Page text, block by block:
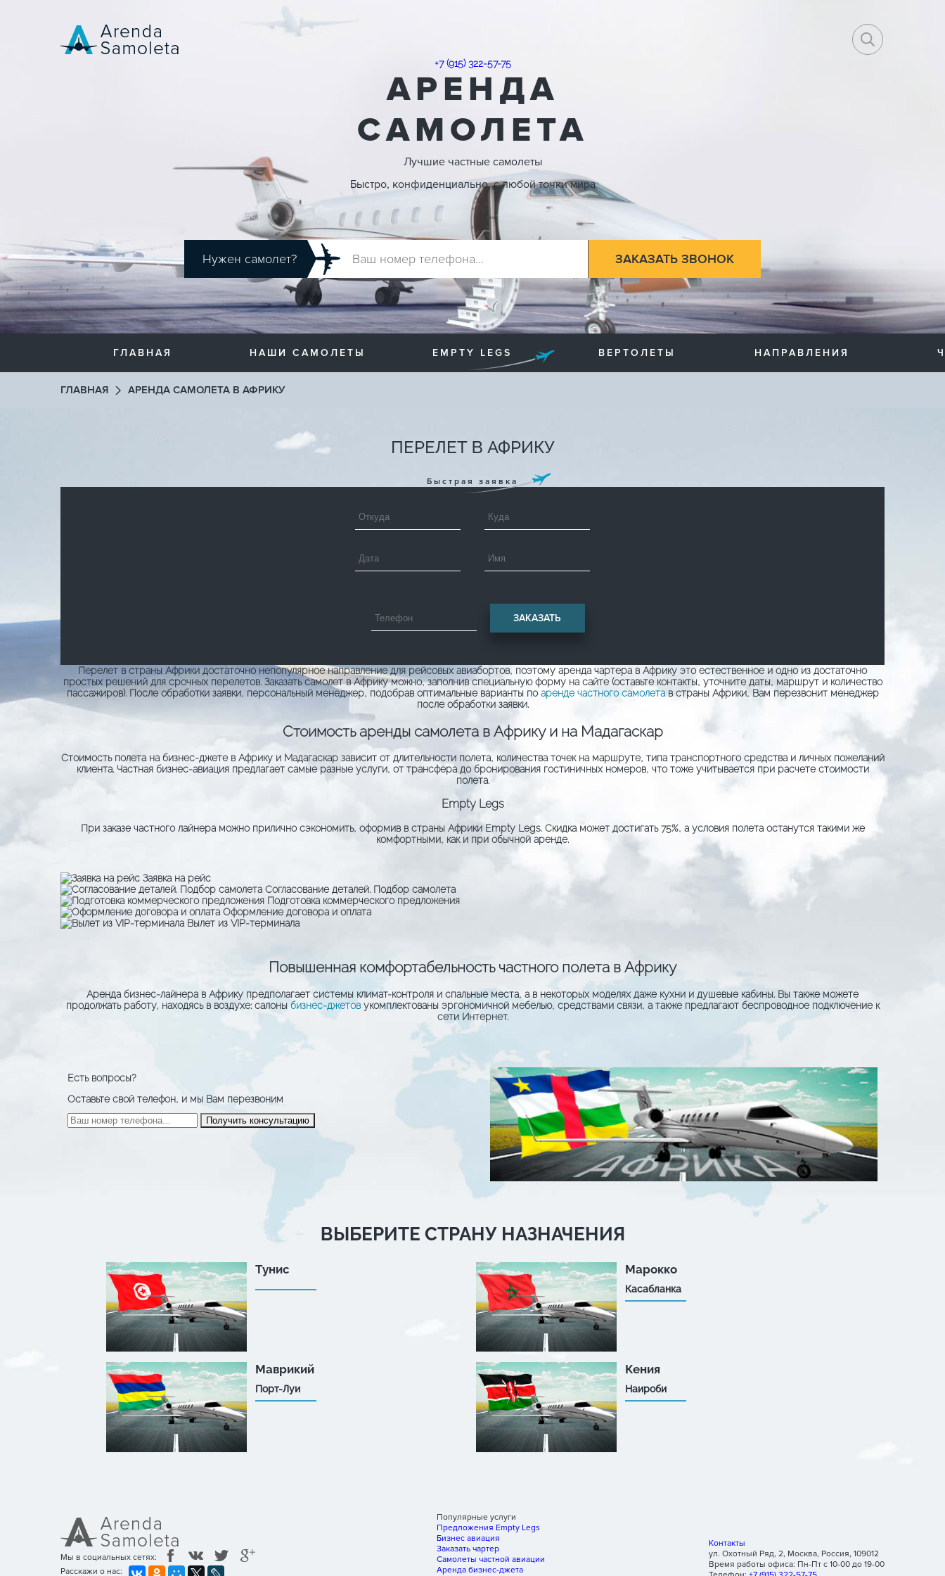
+7 (915) 322-57-75
АРЕНДА
САМОЛЕТА
Лучшие частные самолеты
Быстро, конфиденциально, с любой точки мира
Нужен самолет?
ГЛАВНАЯ НАШИ САМОЛЕТЫ EMPTY LEGS ВЕРТОЛЕТЫ НАПРАВЛЕНИЯ
ГЛАВНАЯ АРЕНДА САМОЛЕТА В АФРИКУ
ПЕРЕЛЕТ В АФРИКУ
Быстрая заявка
Перелет в страны Африки достаточно непопулярное направление для рейсовых авиабортов, поэтому аренда чартера в Африку это естественное и одно из достаточно
простых решений для срочных перелетов. Заказать самолет в Африку можно, заполнив специальную форму на сайте (оставьте контакты, уточните даты, маршрут и количество
пассажиров). После обработки заявки, персональный менеджер, подобрав оптимальные варианты поаренде частного самолетав страны Африки, Вам перезвонит менеджер
после обработки заявки.
Стоимость аренды самолета в Африку и на Мадагаскар
Стоимость полета на бизнес-джете в Африку и Мадагаскар зависит от длительности полета, количества точек на маршруте, типа транспортного средства и личных пожеланий
клиента. Частная бизнес-авиация предлагает самые разные услуги, от трансфера до бронирования гостиничных номеров, что тоже учитывается при расчете стоимости
полета.
Empty Legs
При заказе частного лайнера можно прилично сэкономить, оформив в страны Африки Empty Legs. Скидка может достигать 75%, а условия полета останутся такими же
комфортными, как и при обычной аренде.
Заявка на рейс
Согласование деталей. Подбор самолета
Подготовка коммерческого предложения
Оформление договора и оплата
Вылет из VIP-терминала
Повышенная комфортабельность частного полета в Африку
Аренда бизнес-лайнера в Африку предполагает системы климат-контроля и спальные места, а в некоторых моделях даже кухни и душевые кабины. Вы также можете
продолжать работу, находясь в воздухе: салоны бизнес-джетовукомплектованы эргономичной мебелью, средствами связи, а также предлагают беспроводное подключение к
сети Интернет.
Есть вопросы?
Оставьте свой телефон, и мы Вам перезвоним
ВЫБЕРИТЕ СТРАНУ НАЗНАЧЕНИЯ
Тунис Марокко
Касабланка
Маврикий
Порт-Луи
Кения
Наироби
Мы в социальных сетях:
Расскажи о нас:
Популярные услуги
Предложения Empty Legs
Бизнес авиация
Заказать чартер
Самолеты частной авиации
Аренда бизнес-джета
Контакты
ул. Охотный Ряд, 2, Москва, Россия, 109012
Время работы офиса: Пн-Пт с 10-00 до 19-00